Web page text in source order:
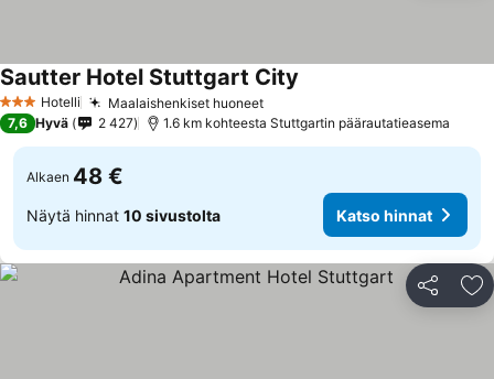
3 Tähtiluokitus
Hotelli Maalaishenkiset huoneet
Sautter Hotel Stuttgart City
7,6 Hyvä 2 427 1.6 km kohteesta Stuttgartin päärautatieasema
Alkaen 48 €
Näytä hinnat 10 sivustolta Katso hinnat
Jaa